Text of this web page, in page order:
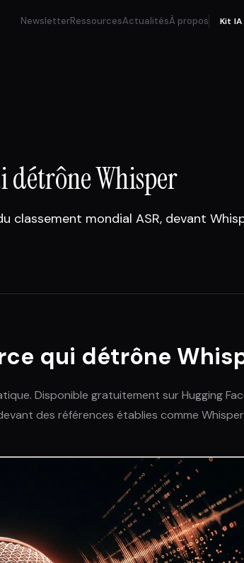
NewsletterRessourcesActualitésÀ propos Kit
détrône Whisper
classement mondial ASR, devant
qui détrône
Disponible gratuitement sur Hugging
des références établies comme